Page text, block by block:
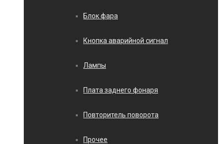
Блок фара
Кнопка аварийной сигнал
Лампы
Плата заднего фонаря
Повторитель поворота
Прочее